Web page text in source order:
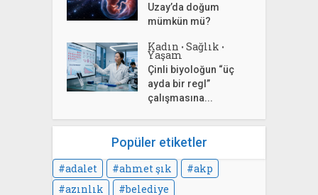
Uzay’da doğum
mümkün mü?
Kadın • Sağlık •
Yaşam
Çinli biyoloğun “üç
ayda bir regl”
çalışmasına...
Popüler etiketler
adalet ahmet şık
akp
azınlık
belediye